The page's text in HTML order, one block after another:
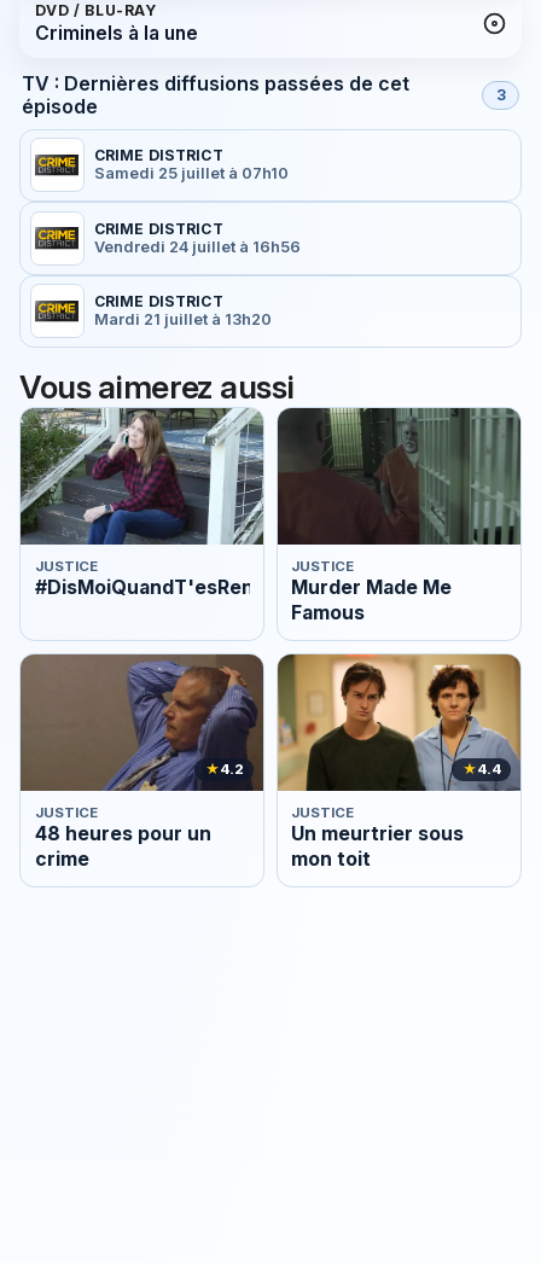
DVD / BLU-RAY
Criminels à la une
TV : Dernières diffusions passées de cet
épisode
3
CRIME DISTRICT
Samedi 25 juillet à 07h10
CRIME DISTRICT
Vendredi 24 juillet à 16h56
CRIME DISTRICT
Mardi 21 juillet à 13h20
Vous aimerez aussi
JUSTICE
#DisMoiQuandT'esRentrée
JUSTICE
Murder Made Me
Famous
★4.2
JUSTICE
48 heures pour un
crime
★4.4
JUSTICE
Un meurtrier sous
mon toit